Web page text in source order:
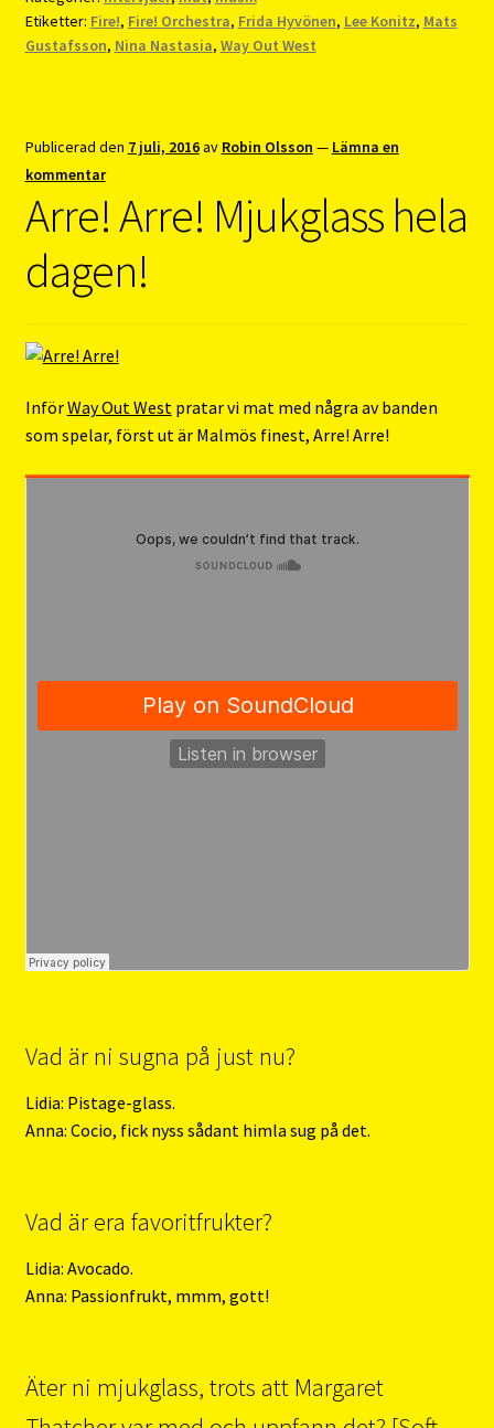
Etiketter: Fire!, Fire! Orchestra, Frida Hyvönen, Lee Konitz, Mats
Gustafsson, Nina Nastasia, Way Out West
Publicerad den 7 juli, 2016av Robin Olsson — Lämna en
kommentar
Arre! Arre! Mjukglass hela
dagen!
InförWay Out Westpratar vi mat med några av banden
som spelar, först ut är Malmös finest, Arre! Arre!
Vad är ni sugna på just nu?
Lidia: Pistage-glass.
Anna: Cocio, fick nyss sådant himla sug på det.
Vad är era favoritfrukter?
Lidia: Avocado.
Anna: Passionfrukt, mmm, gott!
Äter ni mjukglass, trots att Margaret